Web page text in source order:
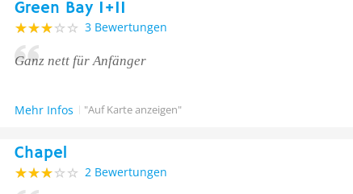
Green Bay I+II
3 Bewertungen
Ganz nett für Anfänger
Mehr Infos "Auf Karte anzeigen"
Chapel
2 Bewertungen